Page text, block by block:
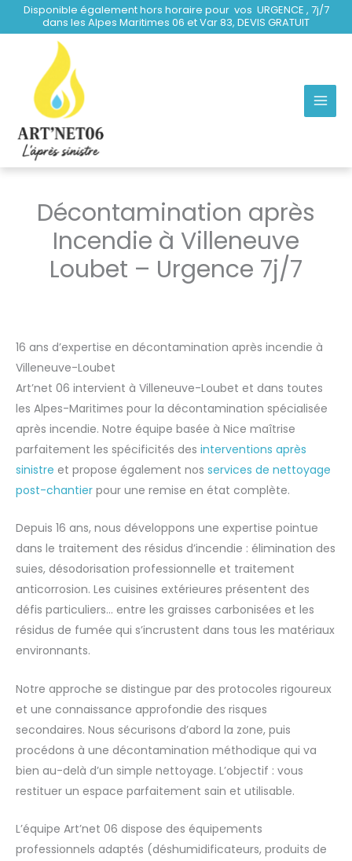
au
Disponible également hors horaire pour vos URGENCE , 7j/7
dans les Alpes Maritimes 06 et Var 83, DEVIS GRATUIT
Décontamination après
Incendie à Villeneuve
Loubet – Urgence 7j/7
16 ans d’expertise en décontamination après incendie à
Villeneuve-Loubet
Art’net 06 intervient à Villeneuve-Loubet et dans toutes
les Alpes-Maritimes pour la décontamination spécialisée
après incendie. Notre équipe basée à Nice maîtrise
parfaitement les spécificités des interventions après
sinistre et propose également nos services de nettoyage
post-chantier pour une remise en état complète.
Depuis 16 ans, nous développons une expertise pointue
dans le traitement des résidus d’incendie : élimination des
suies, désodorisation professionnelle et traitement
anticorrosion. Les cuisines extérieures présentent des
défis particuliers… entre les graisses carbonisées et les
résidus de fumée qui s’incrustent dans tous les matériaux
environnants.
Notre approche se distingue par des protocoles rigoureux
et une connaissance approfondie des risques
secondaires. Nous sécurisons d’abord la zone, puis
procédons à une décontamination méthodique qui va
bien au-delà d’un simple nettoyage. L’objectif : vous
restituer un espace parfaitement sain et utilisable.
L’équipe Art’net 06 dispose des équipements
professionnels adaptés (déshumidificateurs, produits de